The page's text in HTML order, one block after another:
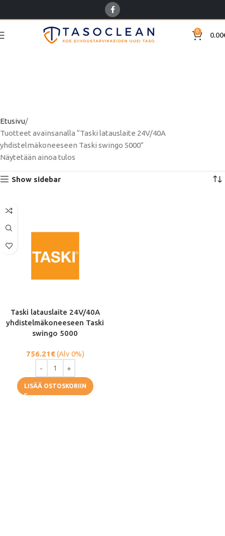
0 0.00
Etusivu
Tuotteet avainsanalla “Taski latauslaite 24V/40A
yhdistelmäkoneeseen Taski swingo 5000”
Näytetään ainoa tulos
Show sidebar
Taski latauslaite 24V/40A
yhdistelmäkoneeseen Taski
swingo 5000
756.21€(Alv 0%)
LISÄÄ OSTOSKORIIN